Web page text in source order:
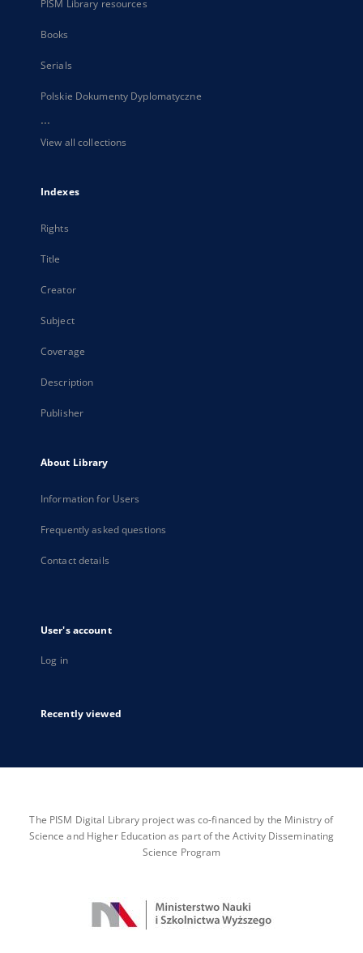
PISM Library resources
Books
Serials
Polskie Dokumenty Dyplomatyczne
...
View all collections
Indexes
Rights
Title
Creator
Subject
Coverage
Description
Publisher
About Library
Information for Users
Frequently asked questions
Contact details
User's account
Log in
Recently viewed
The PISM Digital Library project was co-financed by the Ministry of
Science and Higher Education as part of the Activity Disseminating
Science Program